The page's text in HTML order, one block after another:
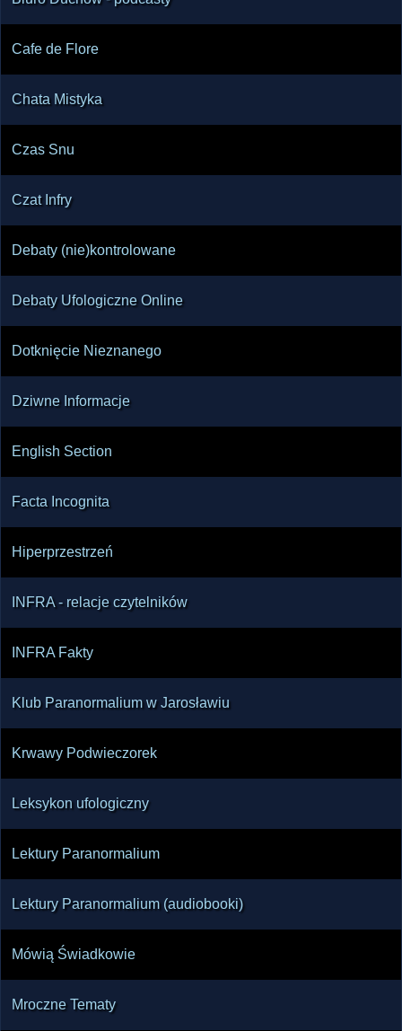
Cafe de Flore
Chata Mistyka
Czas Snu
Czat Infry
Debaty (nie)kontrolowane
Debaty Ufologiczne Online
Dotknięcie Nieznanego
Dziwne Informacje
English Section
Facta Incognita
Hiperprzestrzeń
INFRA - relacje czytelników
INFRA Fakty
Klub Paranormalium w Jarosławiu
Krwawy Podwieczorek
Leksykon ufologiczny
Lektury Paranormalium
Lektury Paranormalium (audiobooki)
Mówią Świadkowie
Mroczne Tematy